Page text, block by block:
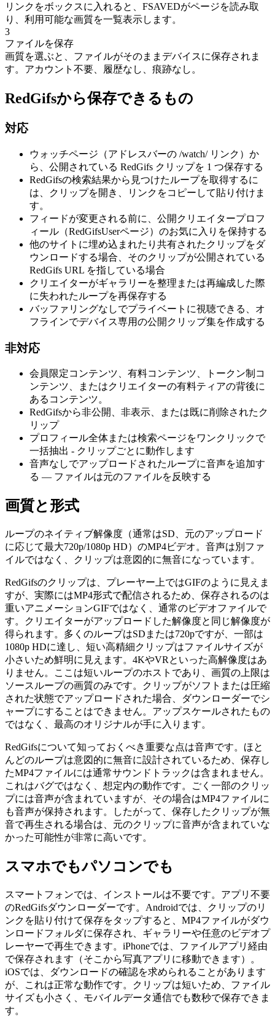
リンクをボックスに入れると、FSAVEDがページを読み取
り、利用可能な画質を一覧表示します。
3
ファイルを保存
画質を選ぶと、ファイルがそのままデバイスに保存されま
す。アカウント不要、履歴なし、痕跡なし。
RedGifsから保存できるもの
対応
ウォッチページ（アドレスバーの /watch/ リンク）か
ら、公開されている RedGifs クリップを 1 つ保存する
RedGifsの検索結果から見つけたループを取得するに
は、クリップを開き、リンクをコピーして貼り付けま
す。
フィードが変更される前に、公開クリエイタープロフ
ィール（RedGifsUserページ）のお気に入りを保持する
他のサイトに埋め込まれたり共有されたクリップをダ
ウンロードする場合、そのクリップが公開されている
RedGifs URL を指している場合
クリエイターがギャラリーを整理または再編成した際
に失われたループを再保存する
バッファリングなしでプライベートに視聴できる、オ
フラインでデバイス専用の公開クリップ集を作成する
非対応
会員限定コンテンツ、有料コンテンツ、トークン制コ
ンテンツ、またはクリエイターの有料ティアの背後に
あるコンテンツ。
RedGifsから非公開、非表示、または既に削除されたク
リップ
プロフィール全体または検索ページをワンクリックで
一括抽出 - クリップごとに動作します
音声なしでアップロードされたループに音声を追加す
る — ファイルは元のファイルを反映する
画質と形式
ループのネイティブ解像度（通常はSD、元のアップロード
に応じて最大720p/1080p HD）のMP4ビデオ。音声は別ファ
イルではなく、クリップは意図的に無音になっています。
RedGifsのクリップは、プレーヤー上ではGIFのように見えま
すが、実際にはMP4形式で配信されるため、保存されるのは
重いアニメーションGIFではなく、通常のビデオファイルで
す。クリエイターがアップロードした解像度と同じ解像度が
得られます。多くのループはSDまたは720pですが、一部は
1080p HDに達し、短い高精細クリップはファイルサイズが
小さいため鮮明に見えます。4KやVRといった高解像度はあ
りません。ここは短いループのホストであり、画質の上限は
ソースループの画質のみです。クリップがソフトまたは圧縮
された状態でアップロードされた場合、ダウンローダーでシ
ャープにすることはできません。アップスケールされたもの
ではなく、最高のオリジナルが手に入ります。
RedGifsについて知っておくべき重要な点は音声です。ほと
んどのループは意図的に無音に設計されているため、保存し
たMP4ファイルには通常サウンドトラックは含まれません。
これはバグではなく、想定内の動作です。ごく一部のクリッ
プには音声が含まれていますが、その場合はMP4ファイルに
も音声が保持されます。したがって、保存したクリップが無
音で再生される場合は、元のクリップに音声が含まれていな
かった可能性が非常に高いです。
スマホでもパソコンでも
スマートフォンでは、インストールは不要です。アプリ不要
のRedGifsダウンローダーです。Androidでは、クリップのリ
ンクを貼り付けて保存をタップすると、MP4ファイルがダウ
ンロードフォルダに保存され、ギャラリーや任意のビデオプ
レーヤーで再生できます。iPhoneでは、ファイルアプリ経由
で保存されます（そこから写真アプリに移動できます）。
iOSでは、ダウンロードの確認を求められることがあります
が、これは正常な動作です。クリップは短いため、ファイル
サイズも小さく、モバイルデータ通信でも数秒で保存できま
す。